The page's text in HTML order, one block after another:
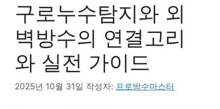
구로누수탐지와 외
벽방수의 연결고리
와 실전 가이드
2025년 10월 31일 작성자: 프로방수마스터